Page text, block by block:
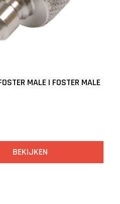
MALE | FOSTER MALE
BEKIJKEN